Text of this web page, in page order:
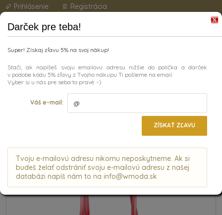
Prihlásenie Registrácia
Kategórie
ÚVODNÁ STRÁNKA | KABELKY | KABELKA Z PRAVEJ KOŽE -
Kabelka z pravej kože - veľká, červená
Darček pre teba!
Super! Získaj zľavu 5% na svoj nákup!
Stačí, ak napíšeš svoju emailovú adresu nižšie do políčka a darček
v podobe kódu 5% zľavy z Tvojho nákupu Ti pošleme na email.
Vyber si u nás pre seba to pravé :-)
Váš e-mail:
ZÍSKAŤ ZĽAVU
Tvoju e-mailovú adresu nikomu neposkytneme. Ak si
budeš želať odstrániť svoju e-mailovú adresu z našej
databázi napíš nám to na info@wmoda.sk